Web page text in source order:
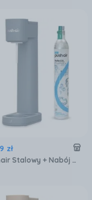
zł
Dafi Pushair Stalowy + Nabój Co2 Butelka 0,7l